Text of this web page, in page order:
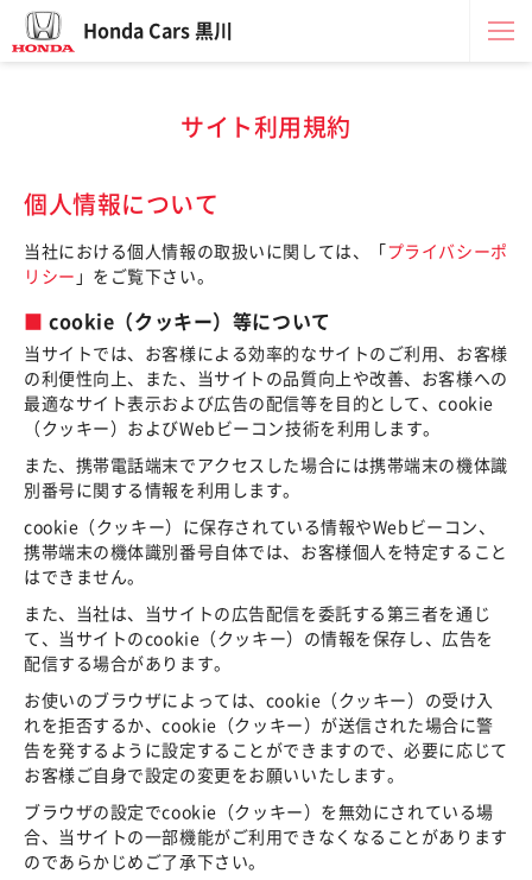
Honda Cars 黒川
サイト利用規約
個人情報について
当社における個人情報の取扱いに関しては、「 プライバシーポ
リシー 」をご覧下さい。
cookie（クッキー）等について
当サイトでは、お客様による効率的なサイトのご利用、お客様
の利便性向上、また、当サイトの品質向上や改善、お客様への
最適なサイト表示および広告の配信等を目的として、cookie
（クッキー）およびWebビーコン技術を利用します。
また、携帯電話端末でアクセスした場合には携帯端末の機体識
別番号に関する情報を利用します。
cookie（クッキー）に保存されている情報やWebビーコン、
携帯端末の機体識別番号自体では、お客様個人を特定すること
はできません。
また、当社は、当サイトの広告配信を委託する第三者を通じ
て、当サイトのcookie（クッキー）の情報を保存し、広告を
配信する場合があります。
お使いのブラウザによっては、cookie（クッキー）の受け入
れを拒否するか、cookie（クッキー）が送信された場合に警
告を発するように設定することができますので、必要に応じて
お客様ご自身で設定の変更をお願いいたします。
ブラウザの設定でcookie（クッキー）を無効にされている場
合、当サイトの一部機能がご利用できなくなることがあります
のであらかじめご了承下さい。